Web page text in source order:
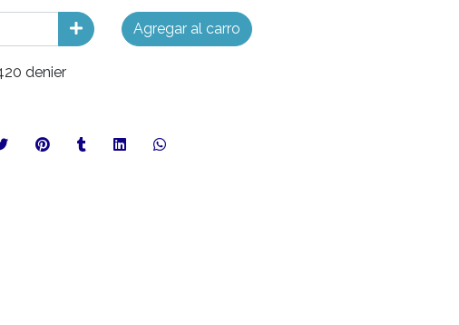
Agregar al carro
denier